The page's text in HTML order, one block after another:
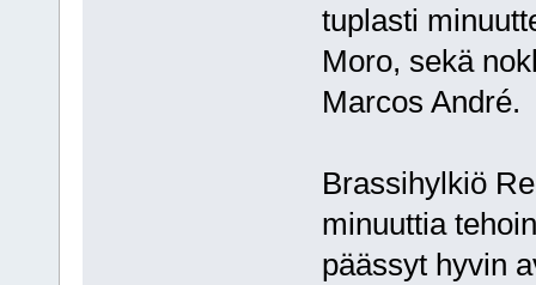
tuplasti
Moro, sekä
Marcos André.
Brassihylkiö
minuuttia
päässyt hyvin